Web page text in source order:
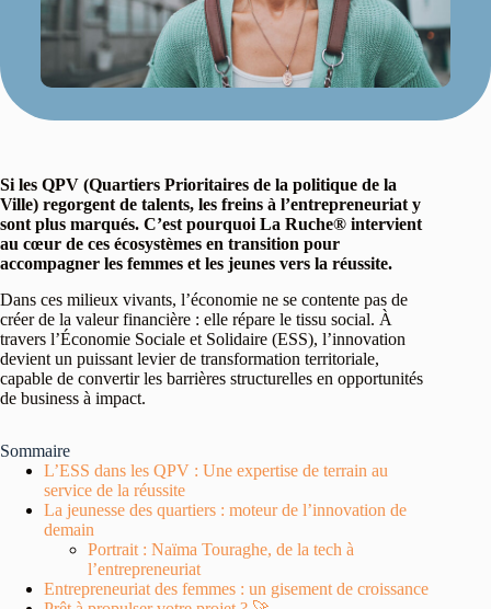
Si les QPV (Quartiers Prioritaires de la politique de la
Ville) regorgent de talents, les freins à l’entrepreneuriat y
sont plus marqués. C’est pourquoi La Ruche® intervient
au cœur de ces écosystèmes en transition pour
accompagner les femmes et les jeunes vers la réussite.
Dans ces milieux vivants, l’économie ne se contente pas de
créer de la valeur financière : elle répare le tissu social. À
travers l’Économie Sociale et Solidaire (ESS), l’innovation
devient un puissant levier de transformation territoriale,
capable de convertir les barrières structurelles en opportunités
de business à impact.
Sommaire
L’ESS dans les QPV : Une expertise de terrain au
service de la réussite
La jeunesse des quartiers : moteur de l’innovation de
demain
Portrait : Naïma Touraghe, de la tech à
l’entrepreneuriat
Entrepreneuriat des femmes : un gisement de croissance